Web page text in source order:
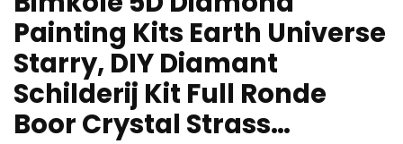
Painting Kits Earth Universe
Starry, DIY Diamant
Schilderij Kit Full Ronde
Boor Crystal Strass…